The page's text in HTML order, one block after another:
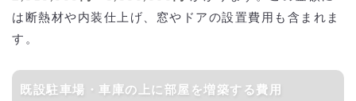
は断熱材や内装仕上げ、窓やドアの設置費用も含まれま
す。
既設駐車場・車庫の上に部屋を増築する費用